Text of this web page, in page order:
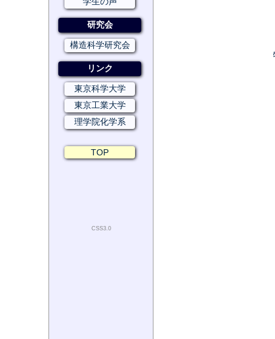
研究会
構造科学研究会
リンク
東京科学大学
東京工業大学
理学院化学系
TOP
CSS3.0